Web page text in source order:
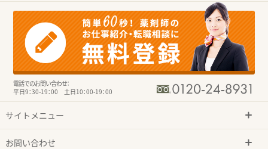
電話でのお問い合わせ：
平日9：30-19：00 土日10：00-19：00
サイトメニュー
お問い合わせ